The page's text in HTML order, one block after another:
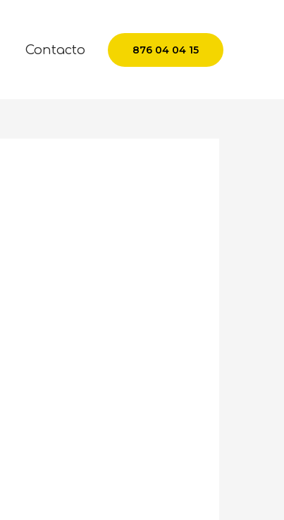
Contacto 876 04 04 15